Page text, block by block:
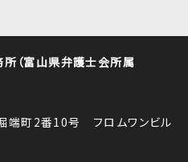
（富山県弁護士会所属
町2番10号 フロムワンビル